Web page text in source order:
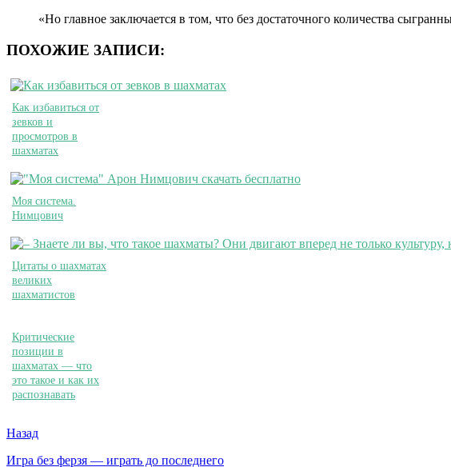
«Но главное заключается в том, что без достаточного количества
ПОХОЖИЕ ЗАПИСИ:
Как избавиться от
зевков и
просмотров в
шахматах
Моя система.
Нимцович
Цитаты о шахматах
великих
шахматистов
Критические
позиции в
шахматах — что
это такое и как их
распознавать
Назад
Игра без ферзя — играть до последнего